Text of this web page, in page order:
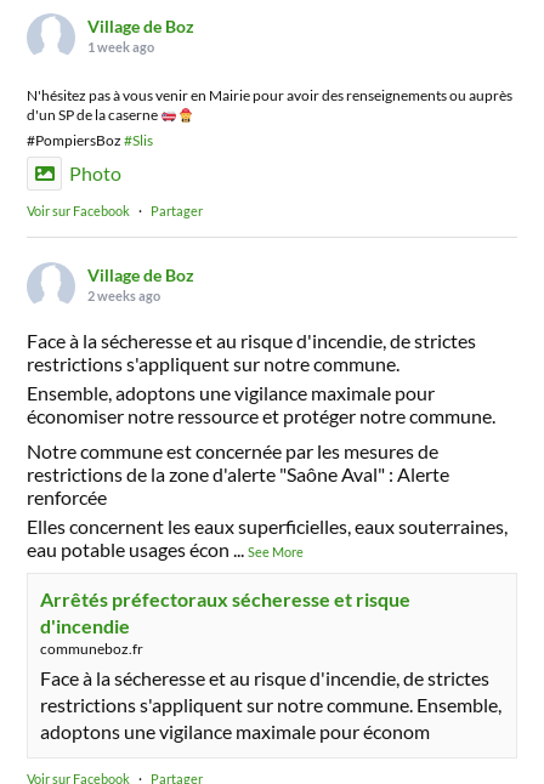
Village de Boz
1 week ago
N'hésitez pas à vous venir en Mairie pour avoir des renseignements ou auprès
d'un SP de la caserne
#PompiersBoz#Slis
Photo
Voir sur Facebook · Partager
Village de Boz
2 weeks ago
Face à la sécheresse et au risque d'incendie, de strictes
restrictions s'appliquent sur notre commune.
Ensemble, adoptons une vigilance maximale pour
économiser notre ressource et protéger notre commune.
Notre commune est concernée par les mesures de
restrictions de la zone d'alerte "Saône Aval" : Alerte
renforcée
Elles concernent les eaux superficielles, eaux souterraines,
eau potable usages écon ...See More
Arrêtés préfectoraux sécheresse et risque
d'incendie
communeboz.fr
Face à la sécheresse et au risque d'incendie, de strictes
restrictions s'appliquent sur notre commune. Ensemble,
adoptons une vigilance maximale pour économ
Voir sur Facebook · Partager